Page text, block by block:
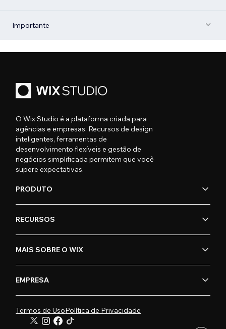
Importante
O Wix Studio é a plataforma criada para
agências e empresas. Recursos de design
inteligentes, ferramentas de
desenvolvimento flexíveis e gestão de
negócios simplificada permitem que você
supere expectativas.
PRODUTO
RECURSOS
MAIS SOBRE O WIX
EMPRESA
Termos de UsoPolítica de Privacidade